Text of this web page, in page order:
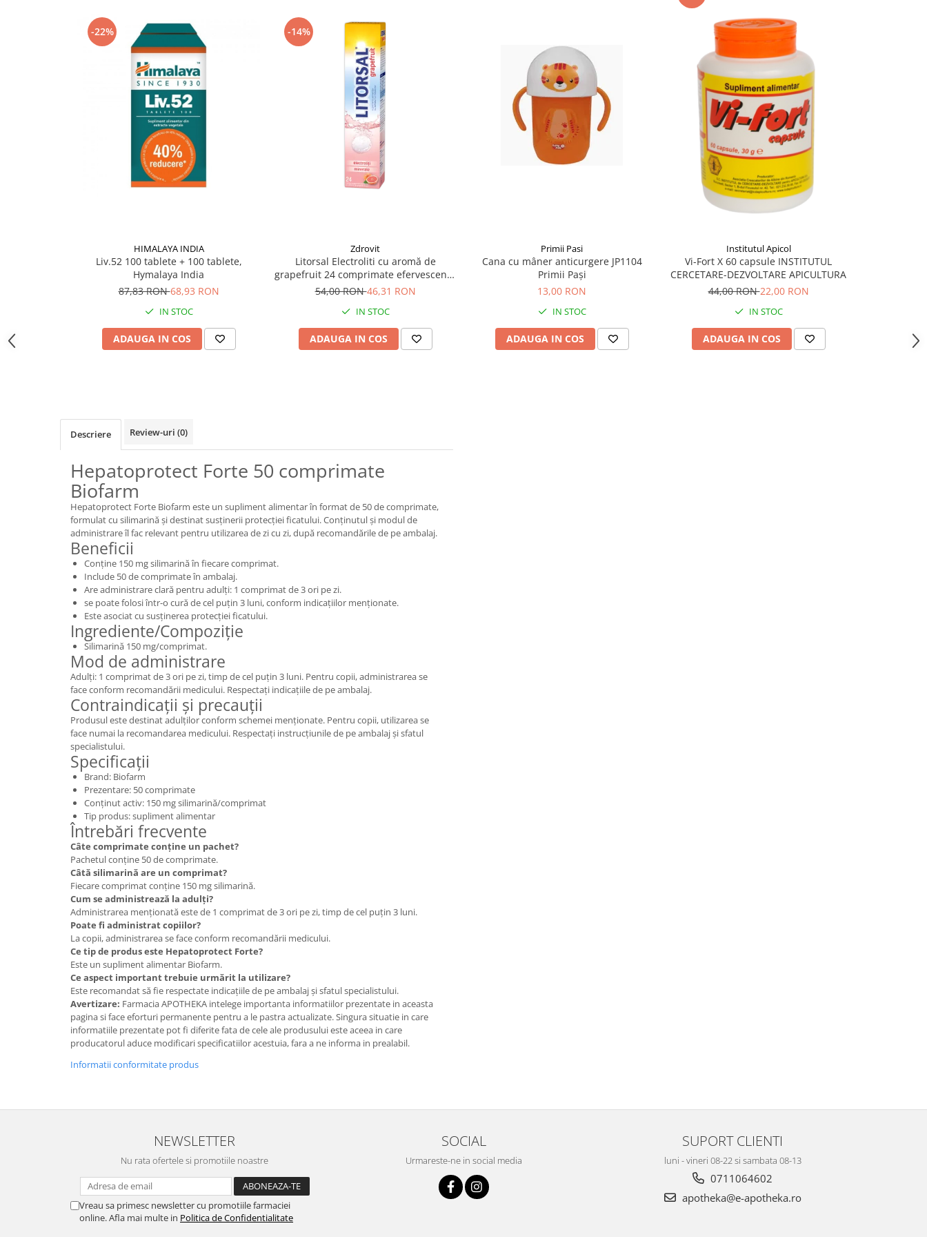
Supliment Vitamina E
-22%
HIMALAYA INDIA
Liv.52 100 tablete + 100 tablete,
Hymalaya India
87,83 RON68,93 RON
IN STOC
ADAUGA IN COS
-14%
Zdrovit
Litorsal Electroliti cu aromă de
grapefruit 24 comprimate efervescente
Zdrovit
54,00 RON46,31 RON
IN STOC
ADAUGA IN COS
Primii Pasi
Cana cu mâner anticurgere JP1104
Primii Pași
13,00 RON
IN STOC
ADAUGA IN COS
Institutul Apicol
Vi-Fort X 60 capsule INSTITUTUL
CERCETARE-DEZVOLTARE APICULTURA
44,00 RON22,00 RON
IN STOC
ADAUGA IN COS
Descriere Review-uri (0)
Hepatoprotect Forte 50 comprimate
Biofarm
Hepatoprotect Forte Biofarm este un supliment alimentar în format de 50 de comprimate,
formulat cu silimarină și destinat susținerii protecției ficatului. Conținutul și modul de
administrare îl fac relevant pentru utilizarea de zi cu zi, după recomandările de pe ambalaj.
Beneficii
Conține 150 mg silimarină în fiecare comprimat.
Include 50 de comprimate în ambalaj.
Are administrare clară pentru adulți: 1 comprimat de 3 ori pe zi.
se poate folosi într-o cură de cel puțin 3 luni, conform indicațiilor menționate.
Este asociat cu susținerea protecției ficatului.
Ingrediente/Compoziție
Silimarină 150 mg/comprimat.
Mod de administrare
Adulți: 1 comprimat de 3 ori pe zi, timp de cel puțin 3 luni. Pentru copii, administrarea se
face conform recomandării medicului. Respectați indicațiile de pe ambalaj.
Contraindicații și precauții
Produsul este destinat adulților conform schemei menționate. Pentru copii, utilizarea se
face numai la recomandarea medicului. Respectați instrucțiunile de pe ambalaj și sfatul
specialistului.
Specificații
Brand: Biofarm
Prezentare: 50 comprimate
Conținut activ: 150 mg silimarină/comprimat
Tip produs: supliment alimentar
Întrebări frecvente
Câte comprimate conține un pachet?
Pachetul conține 50 de comprimate.
Câtă silimarină are un comprimat?
Fiecare comprimat conține 150 mg silimarină.
Cum se administrează la adulți?
Administrarea menționată este de 1 comprimat de 3 ori pe zi, timp de cel puțin 3 luni.
Poate fi administrat copiilor?
La copii, administrarea se face conform recomandării medicului.
Ce tip de produs este Hepatoprotect Forte?
Este un supliment alimentar Biofarm.
Ce aspect important trebuie urmărit la utilizare?
Este recomandat să fie respectate indicațiile de pe ambalaj și sfatul specialistului.
Avertizare: Farmacia APOTHEKA intelege importanta informatiilor prezentate in aceasta
pagina si face eforturi permanente pentru a le pastra actualizate. Singura situatie in care
informatiile prezentate pot fi diferite fata de cele ale produsului este aceea in care
producatorul aduce modificari specificatiilor acestuia, fara a ne informa in prealabil.
Informatii conformitate produs
NEWSLETTER
Nu rata ofertele si promotiile noastre
Vreau sa primesc newsletter cu promotiile farmaciei
online. Afla mai multe in Politica de Confidentialitate
SOCIAL
Urmareste-ne in social media
SUPORT CLIENTI
luni - vineri 08-22 si sambata 08-13
0711064602
apotheka@e-apotheka.ro